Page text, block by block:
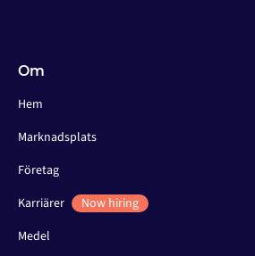
Om
Hem
Marknadsplats
Företag
Karriärer
Now hiring
Medel